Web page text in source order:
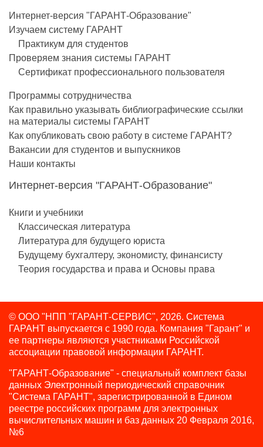
Интернет-версия "ГАРАНТ-Образование"
Изучаем систему ГАРАНТ
Практикум для студентов
Проверяем знания системы ГАРАНТ
Сертификат профессионального пользователя
Программы сотрудничества
Как правильно указывать библиографические ссылки
на материалы системы ГАРАНТ
Как опубликовать свою работу в системе ГАРАНТ?
Вакансии для студентов и выпускников
Наши контакты
Интернет-версия "ГАРАНТ-Образование"
Книги и учебники
Классическая литература
Литература для будущего юриста
Будущему бухгалтеру, экономисту, финансисту
Теория государства и права и Основы права
© ООО "НПП "ГАРАНТ-СЕРВИС", 2026. Система
ГАРАНТ выпускается с 1990 года. Компания "Гарант" и
ее партнеры являются участниками Российской
ассоциации правовой информации ГАРАНТ.
"ГАРАНТ-Образование" - специальный комплект базы
данных Электронный периодический справочник
"Система ГАРАНТ", зарегистрированной в Едином
реестре российских программ для электронных
вычислительных машин и баз данных 20 Февраля 2016,
№6